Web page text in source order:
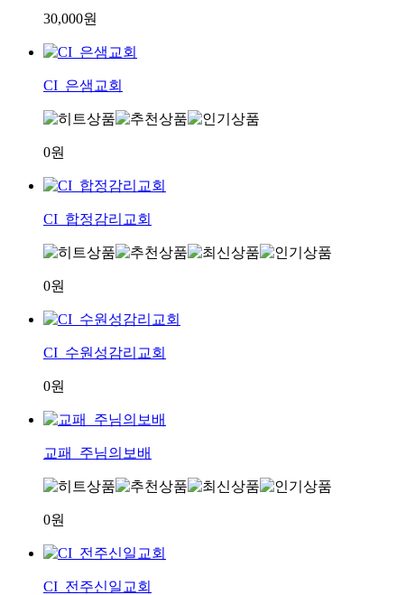
30,000원
CI_은샘교회
0원
CI_합정감리교회
0원
CI_수원성감리교회
0원
교패_주님의보배
0원
CI_전주신일교회